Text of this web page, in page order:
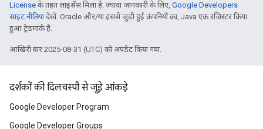
License के तहत लाइसेंस मिला है. ज़्यादा जानकारी के लिए, Google Developers
साइट नीतियांदेखें. Oracle और/या इससे जुड़ी हुई कंपनियों का, Java एक रजिस्टर किया
हुआ ट्रेडमार्क है.
आखिरी बार 2025-08-31 (UTC) को अपडेट किया गया.
दर्शकों की दिलचस्पी से जुड़े आंकड़े
Google Developer Program
Google Developer Groups